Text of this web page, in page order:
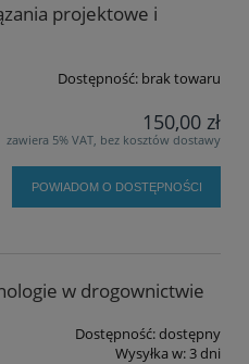
projektowe i
Dostępność: brak towaru
150,00 zł
zawiera 5% VAT, bez kosztów dostawy
POWIADOM O DOSTĘPNOŚCI
w drogownictwie
Dostępność:dostępny
Wysyłka w:3 dni